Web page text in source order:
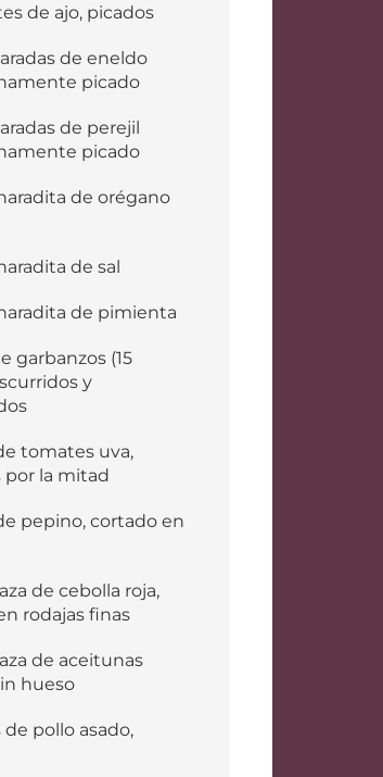
de ajo, picados
de eneldo
picado
de perejil
picado
de orégano
de sal
de pimienta
garbanzos (15
y
tomates uva,
por la mitad
pepino, cortado en
de cebolla roja,
rodajas finas
de aceitunas
hueso
de pollo asado,